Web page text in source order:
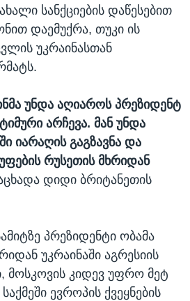
სანქციების დაწესებით
დაემუქრა, თუკი ის
უკრაინასთან
უნდა აღიაროს პრეზიდენტ
არჩევა. მან უნდა
იარაღის გაგზავნა და
რუსეთის მხრიდან
დიდი ბრიტანეთის
პრეზიდენტი ობამა
უკრაინაში აგრესიის
მოსკოვის კიდევ უფრო მეტ
ევროპის ქვეყნების